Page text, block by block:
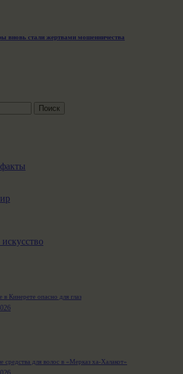
вновь стали жертвами мошенничества
в Кинерете опасно для глаз
средства для волос в «Мерказ ха-Халакот»